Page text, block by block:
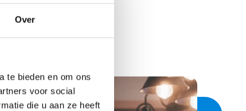
Over
te bieden en om ons
voor social
die u aan ze heeft